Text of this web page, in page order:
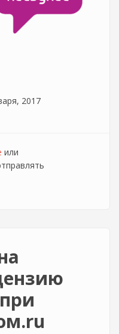
2017
500р в год от NetbyNet
или